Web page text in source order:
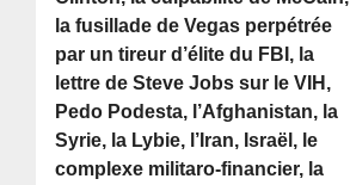
la fusillade de Vegas perpétrée
par un tireur d’élite du FBI, la
lettre de Steve Jobs sur le VIH,
Pedo Podesta, l’Afghanistan, la
Syrie, la Lybie, l’Iran, Israël, le
complexe militaro-financier, la